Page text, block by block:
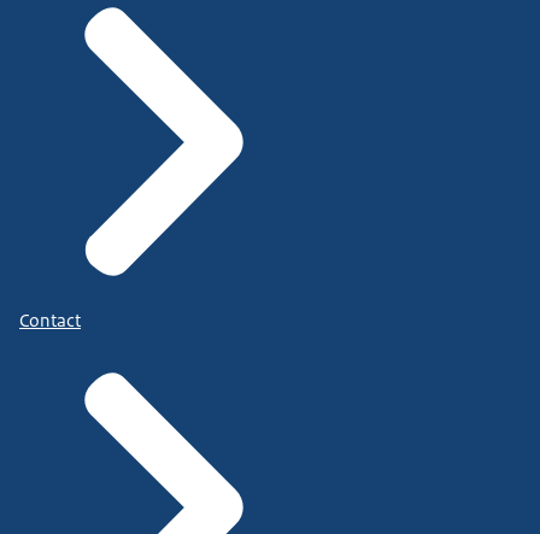
Contact